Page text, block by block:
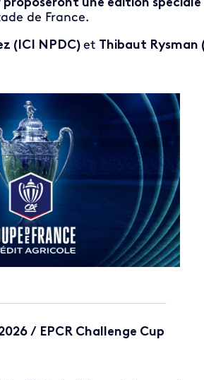
une édition spéciale
de France.
(ICI NPDC) et Thibaut Rysman
/ EPCR Challenge Cup